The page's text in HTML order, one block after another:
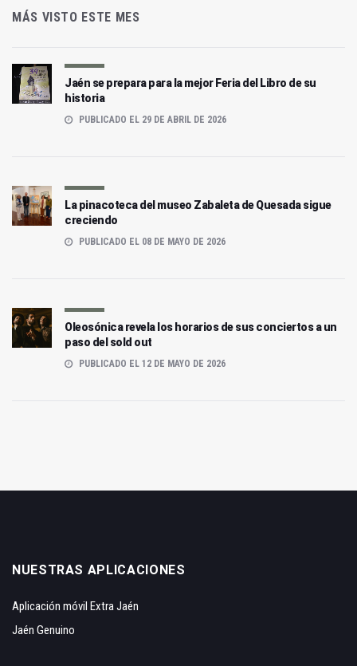
MÁS VISTO ESTE MES
Jaén se prepara para la mejor Feria del Libro de su
historia
PUBLICADO EL 29 DE ABRIL DE 2026
La pinacoteca del museo Zabaleta de Quesada sigue
creciendo
PUBLICADO EL 08 DE MAYO DE 2026
Oleosónica revela los horarios de sus conciertos a un
paso del sold out
PUBLICADO EL 12 DE MAYO DE 2026
NUESTRAS APLICACIONES
Aplicación móvil Extra Jaén
Jaén Genuino